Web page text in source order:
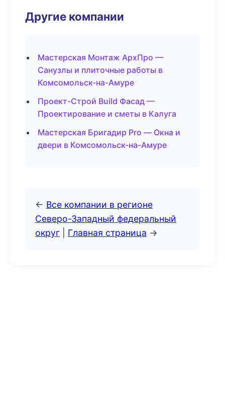
Другие компании
Мастерская Монтаж АрхПро —
Санузлы и плиточные работы в
Комсомольск-на-Амуре
Проект-Строй Build Фасад —
Проектирование и сметы в Калуга
Мастерская Бригадир Pro — Окна и
двери в Комсомольск-на-Амуре
← Все компании в регионе
Северо-Западный федеральный
округ
Главная страница →